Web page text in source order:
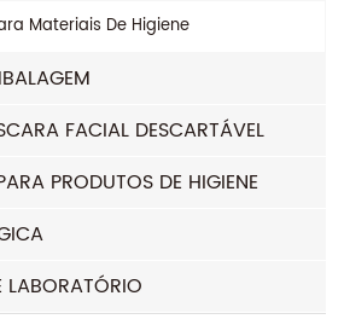
Materiais De Higiene
FACIAL DESCARTÁVEL
PRODUTOS DE HIGIENE
LABORATÓRIO